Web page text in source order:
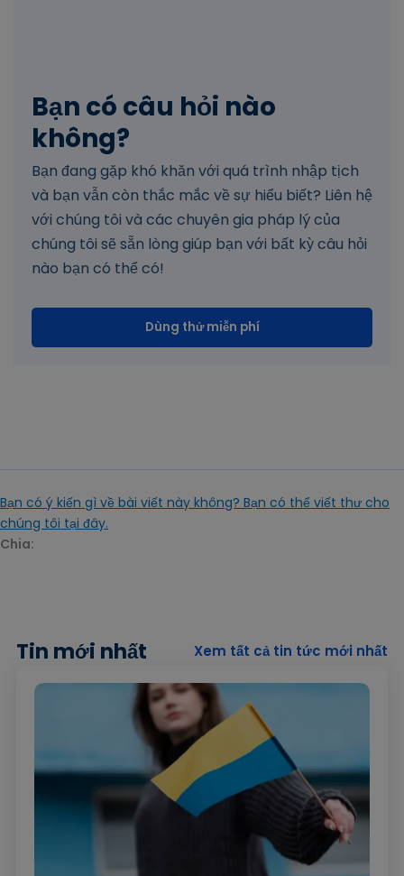
Bạn có câu hỏi nào
không?
Bạn đang gặp khó khăn với quá trình nhập tịch
và bạn vẫn còn thắc mắc về sự hiểu biết? Liên hệ
với chúng tôi và các chuyên gia pháp lý của
chúng tôi sẽ sẵn lòng giúp bạn với bất kỳ câu hỏi
nào bạn có thể có!
Dùng thử miễn phí
Bạn có ý kiến gì về bài viết này không? Bạn có thể viết thư cho
chúng tôi tại đây.
Chia:
Tin mới nhất Xem tất cả tin tức mới nhất